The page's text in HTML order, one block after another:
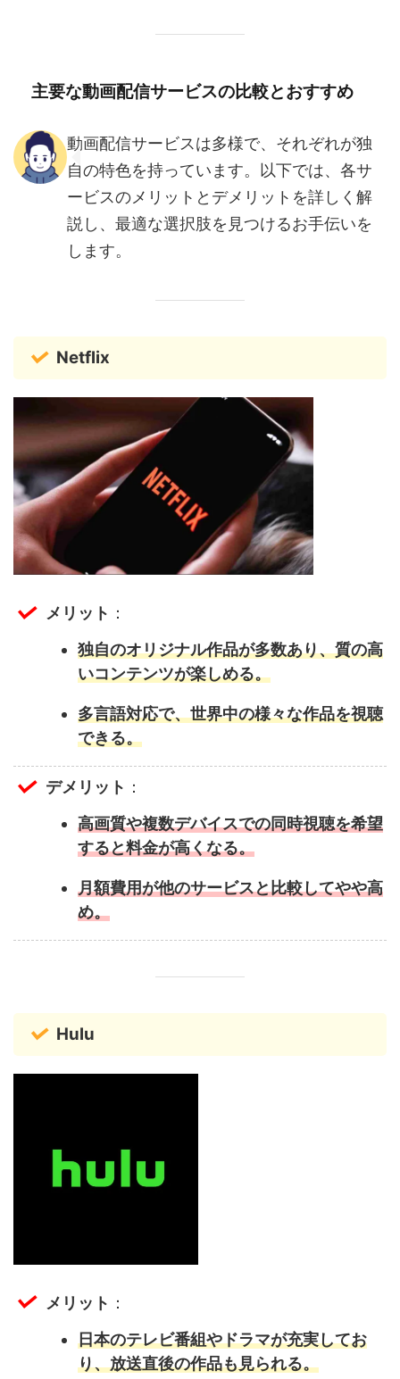
主要な動画配信サービスの比較とおすすめ
動画配信サービスは多様で、それぞれが独
自の特色を持っています。以下では、各サ
ービスのメリットとデメリットを詳しく解
説し、最適な選択肢を見つけるお手伝いを
します。
Netflix
メリット ：
独自のオリジナル作品が多数あり、質の高
いコンテンツが楽しめる。
多言語対応で、世界中の様々な作品を視聴
できる。
デメリット ：
高画質や複数デバイスでの同時視聴を希望
すると料金が高くなる。
月額費用が他のサービスと比較してやや高
め。
Hulu
メリット ：
日本のテレビ番組やドラマが充実してお
り、放送直後の作品も見られる。